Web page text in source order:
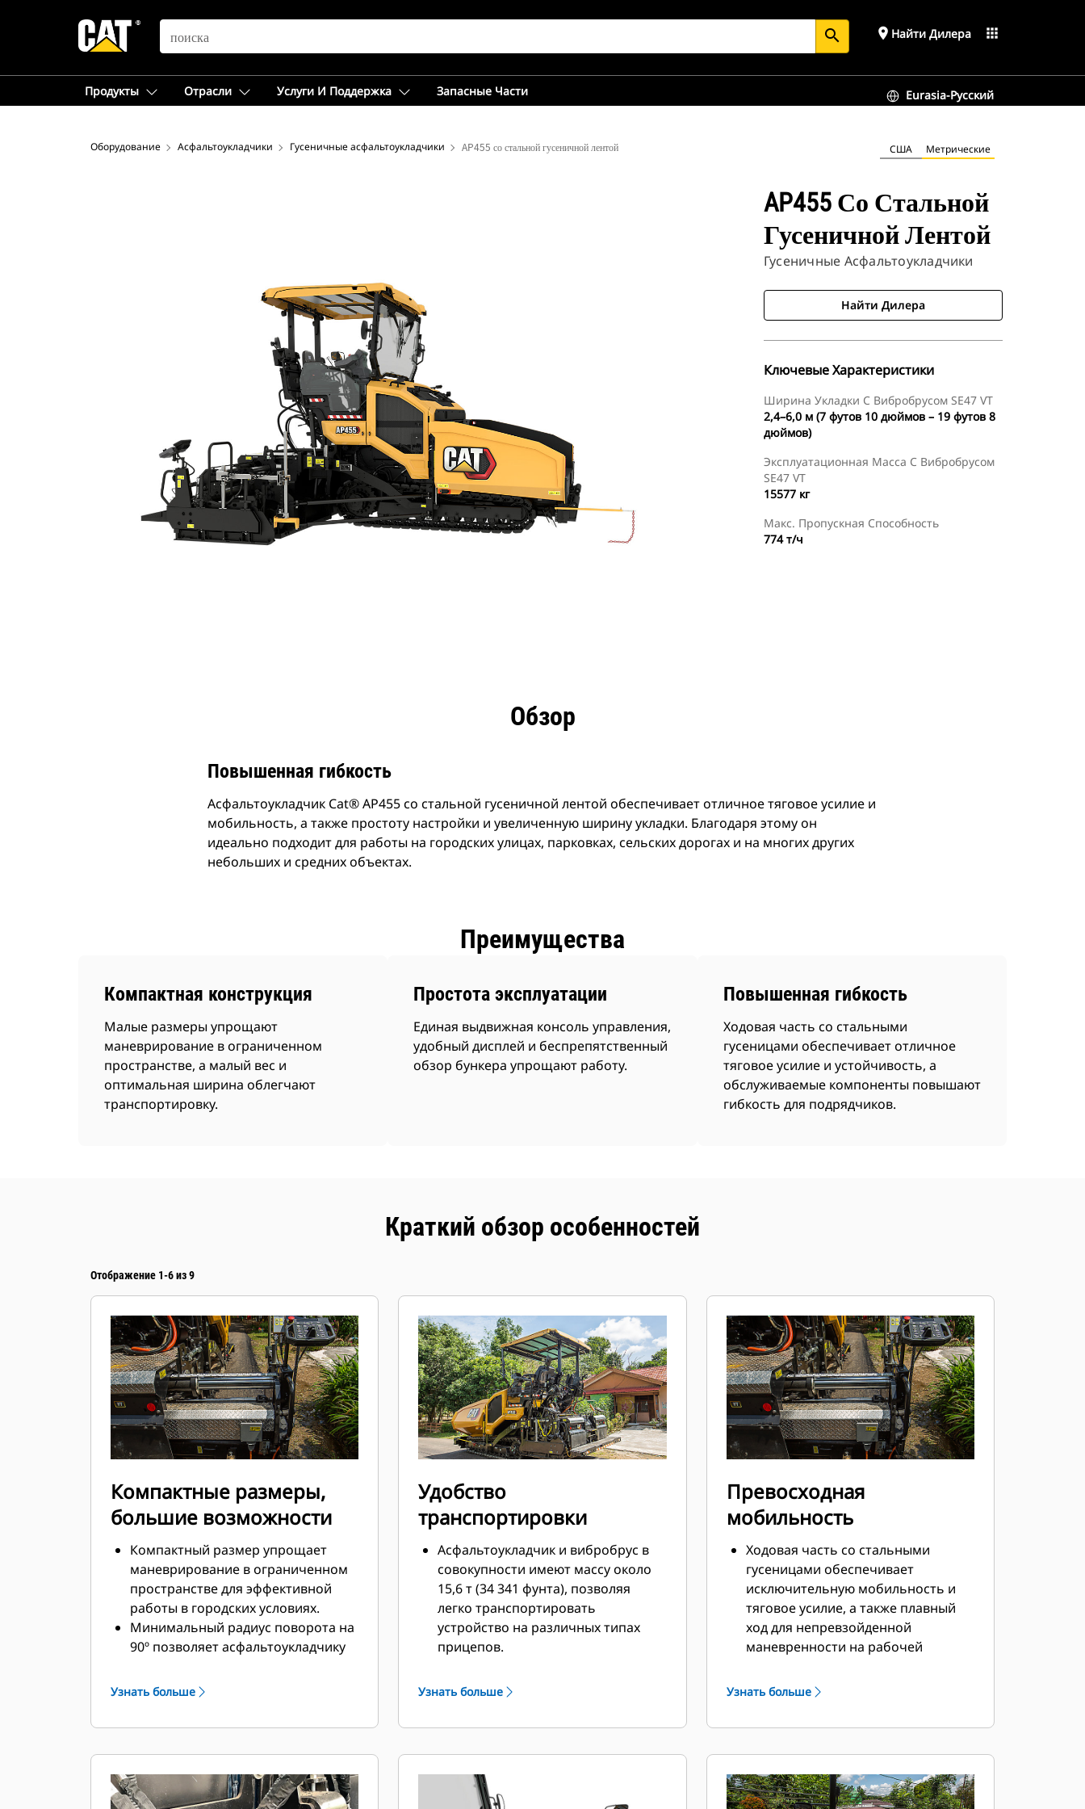
SEARCH search place Найти Дилера apps
Продукты Отрасли Услуги И Поддержка Запасные Части Eurasia-Русский
Оборудование Асфальтоукладчики Гусеничные асфальтоукладчики AP455 со стальной гусеничной лентой США Метрические
AP455 Со Стальной
Гусеничной Лентой
Гусеничные Асфальтоукладчики
Найти Дилера
Ключевые Характеристики
Ширина Укладки С Вибробрусом SE47 VT
2,4–6,0 м (7 футов 10 дюймов – 19 футов 8
дюймов)
Эксплуатационная Масса C Вибробрусом
SE47 VT
15577 кг
Макс. Пропускная Способность
774 т/ч
Обзор
Повышенная гибкость
Асфальтоукладчик Cat® AP455 со стальной гусеничной лентой обеспечивает отличное тяговое усилие и
мобильность, а также простоту настройки и увеличенную ширину укладки. Благодаря этому он
идеально подходит для работы на городских улицах, парковках, сельских дорогах и на многих других
небольших и средних объектах.
Преимущества
Компактная конструкция
Малые размеры упрощают
маневрирование в ограниченном
пространстве, а малый вес и
оптимальная ширина облегчают
транспортировку.
Простота эксплуатации
Единая выдвижная консоль управления,
удобный дисплей и беспрепятственный
обзор бункера упрощают работу.
Повышенная гибкость
Ходовая часть со стальными
гусеницами обеспечивает отличное
тяговое усилие и устойчивость, а
обслуживаемые компоненты повышают
гибкость для подрядчиков.
Краткий обзор особенностей
Отображение 1-6 из 9
Компактные размеры,
большие возможности
Компактный размер упрощает
маневрирование в ограниченном
пространстве для эффективной
работы в городских условиях.
Минимальный радиус поворота на
90º позволяет асфальтоукладчику
на обратном проходе.
использованием вибробруса SE47
максимальной ширине 6,0 м (19
футов 8 дюймов).
Узнать больше
Удобство
транспортировки
Асфальтоукладчик и вибробрус в
совокупности имеют массу около
15,6 т (34 341 фунта), позволяя
легко транспортировать
устройство на различных типах
прицепов.
дюйма) и ширина 2,55 м (8 футов 4
машину во многих регионах без
футов) транспортная ширина
составляет 3 м (10 футов), а ширина
Узнать больше
Превосходная
мобильность
Ходовая часть со стальными
гусеницами обеспечивает
исключительную мобильность и
тяговое усилие, а также плавный
ход для непревзойденной
маневренности на рабочей
Гусеницы, вращающиеся в
обеспечивают превосходную
Автоматическая система
натяжения гусеницы, двойные
Узнать больше